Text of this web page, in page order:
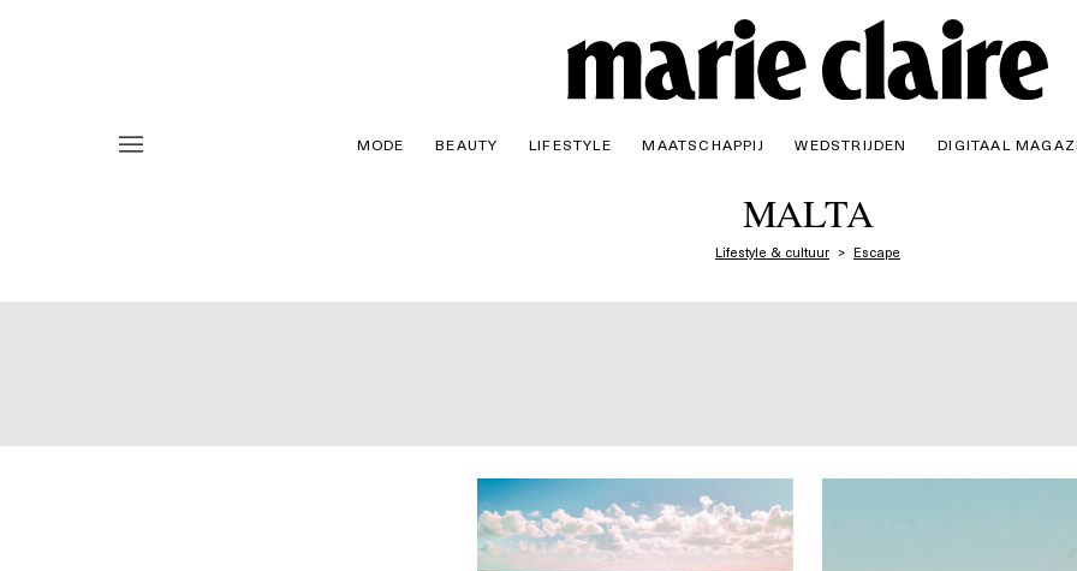
MODE BEAUTY LIFESTYLE MAATSCHAPPIJ WEDSTRIJDEN DIGITAAL
MALTA
Lifestyle & cultuur Escape